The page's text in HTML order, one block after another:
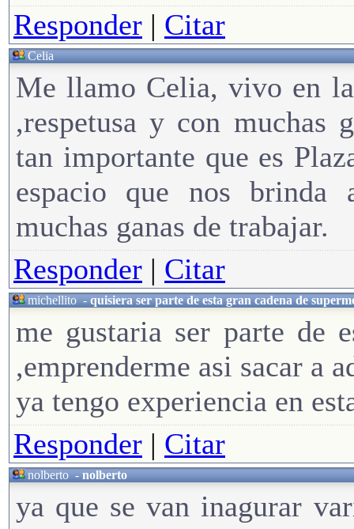
Responder | Citar
Celia
Me llamo Celia, vivo en
,respetusa y con muchas
tan importante que es
espacio que nos brinda
muchas ganas de trabajar.
Responder | Citar
michellito-quisiera ser parte de esta gran cadena de
me gustaria ser parte de
,emprenderme asi sacar a
ya tengo experiencia en
Responder | Citar
nolberto-nolberto
ya que se van inagurar